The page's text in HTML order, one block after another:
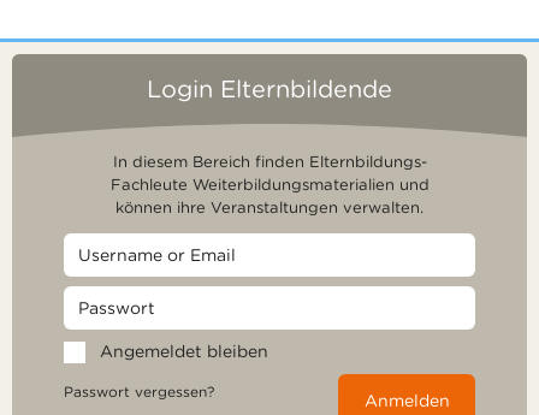
Login Elternbildende
In diesem Bereich finden Elternbildungs-
Fachleute Weiterbildungsmaterialien und
können ihre Veranstaltungen verwalten.
Angemeldet bleiben
Passwort vergessen? Anmelden